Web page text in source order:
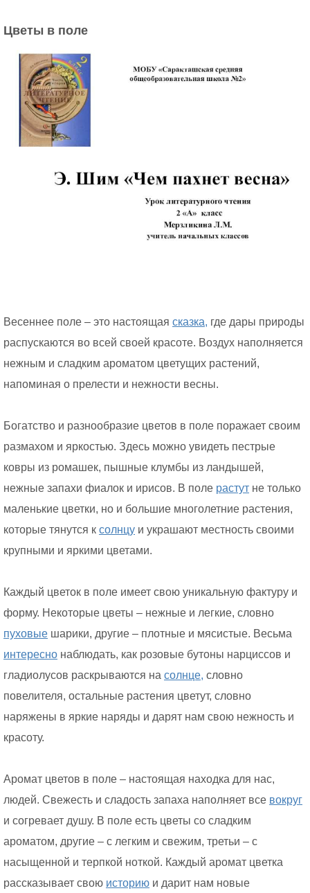
Цветы в поле
Весеннее поле – это настоящая сказка, где дары природы
распускаются во всей своей красоте. Воздух наполняется
нежным и сладким ароматом цветущих растений,
напоминая о прелести и нежности весны.
Богатство и разнообразие цветов в поле поражает своим
размахом и яркостью. Здесь можно увидеть пестрые
ковры из ромашек, пышные клумбы из ландышей,
нежные запахи фиалок и ирисов. В поле растут не только
маленькие цветки, но и большие многолетние растения,
которые тянутся к солнцу и украшают местность своими
крупными и яркими цветами.
Каждый цветок в поле имеет свою уникальную фактуру и
форму. Некоторые цветы – нежные и легкие, словно
пуховые шарики, другие – плотные и мясистые. Весьма
интересно наблюдать, как розовые бутоны нарциссов и
гладиолусов раскрываются на солнце, словно
повелителя, остальные растения цветут, словно
наряжены в яркие наряды и дарят нам свою нежность и
красоту.
Аромат цветов в поле – настоящая находка для нас,
людей. Свежесть и сладость запаха наполняет все вокруг
и согревает душу. В поле есть цветы со сладким
ароматом, другие – с легким и свежим, третьи – с
насыщенной и терпкой ноткой. Каждый аромат цветка
рассказывает свою историю и дарит нам новые